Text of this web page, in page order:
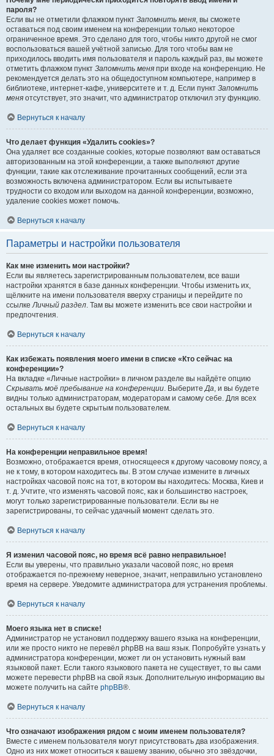
пароля?
Если вы не отметили флажком пункт Запомнить меня, вы сможете
оставаться под своим именем на конференции только некоторое
ограниченное время. Это сделано для того, чтобы никто другой не смог
воспользоваться вашей учётной записью. Для того чтобы вам не
приходилось вводить имя пользователя и пароль каждый раз, вы можете
отметить флажком пункт Запомнить меня при входе на конференцию. Не
рекомендуется делать это на общедоступном компьютере, например в
библиотеке, интернет-кафе, университете и т. д. Если пункт Запомнить
меня отсутствует, это значит, что администратор отключил эту функцию.
Вернуться к началу
Что делает функция «Удалить cookies»?
Она удаляет все созданные cookies, которые позволяют вам оставаться
авторизованным на этой конференции, а также выполняют другие
функции, такие как отслеживание прочитанных сообщений, если эта
возможность включена администратором. Если вы испытываете
трудности со входом или выходом на данной конференции, возможно,
удаление cookies может помочь.
Вернуться к началу
Параметры и настройки пользователя
Как мне изменить мои настройки?
Если вы являетесь зарегистрированным пользователем, все ваши
настройки хранятся в базе данных конференции. Чтобы изменить их,
щёлкните на имени пользователя вверху страницы и перейдите по
ссылкеЛичный раздел. Там вы можете изменить все свои настройки и
предпочтения.
Вернуться к началу
Как избежать появления моего имени в списке «Кто сейчас на
конференции»?
На вкладке «Личные настройки» в личном разделе вы найдёте опцию
Скрывать моё пребывание на конференции. ВыберитеДа, и вы будете
видны только администраторам, модераторам и самому себе. Для всех
остальных вы будете скрытым пользователем.
Вернуться к началу
На конференции неправильное время!
Возможно, отображается время, относящееся к другому часовому поясу, а
не к тому, в котором находитесь вы. В этом случае измените в личных
настройках часовой пояс на тот, в котором вы находитесь: Москва, Киев и
т. д. Учтите, что изменять часовой пояс, как и большинство настроек,
могут только зарегистрированные пользователи. Если вы не
зарегистрированы, то сейчас удачный момент сделать это.
Вернуться к началу
Я изменил часовой пояс, но время всё равно неправильное!
Если вы уверены, что правильно указали часовой пояс, но время
отображается по-прежнему неверное, значит, неправильно установлено
время на сервере. Уведомите администратора для устранения проблемы.
Вернуться к началу
Моего языка нет в списке!
Администратор не установил поддержку вашего языка на конференции,
или же просто никто не перевёл phpBB на ваш язык. Попробуйте узнать у
администратора конференции, может ли он установить нужный вам
языковой пакет. Если такого языкового пакета не существует, то вы сами
можете перевести phpBB на свой язык. Дополнительную информацию вы
можете получить на сайте phpBB®.
Вернуться к началу
Что означают изображения рядом с моим именем пользователя?
Вместе с именем пользователя могут присутствовать два изображения.
Одно из них может относиться к вашему званию, обычно это звёздочки,